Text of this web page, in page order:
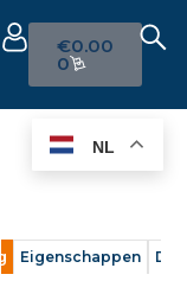
€0.00
0
Eigenschappen
NL